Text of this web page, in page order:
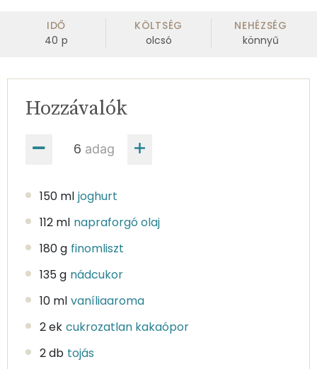
IDŐ
40 p
KÖLTSÉG
olcsó
NEHÉZSÉG
könnyű
adag
Hozzávalók
150 ml joghurt
112 ml napraforgó olaj
180 g finomliszt
135 g nádcukor
10 ml vaníliaaroma
2 ek cukrozatlan kakaópor
2 db tojás